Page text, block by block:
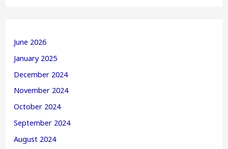
June 2026
January 2025
December 2024
November 2024
October 2024
September 2024
August 2024